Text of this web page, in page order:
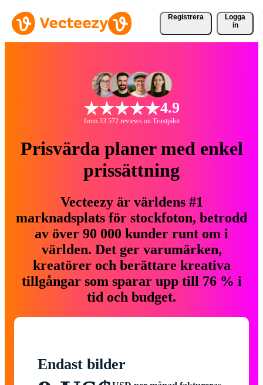
Registrera
Logga
in
4.9
from 33 572 reviews on Trustpilot
Prisvärda planer med enkel
prissättning
Vecteezy är världens #1
marknadsplats för stockfoton, betrodd
av över 90 000 kunder runt om i
världen. Det ger varumärken,
kreatörer och berättare kreativa
tillgångar som sparar upp till 76 % i
tid och budget.
Endast bilder